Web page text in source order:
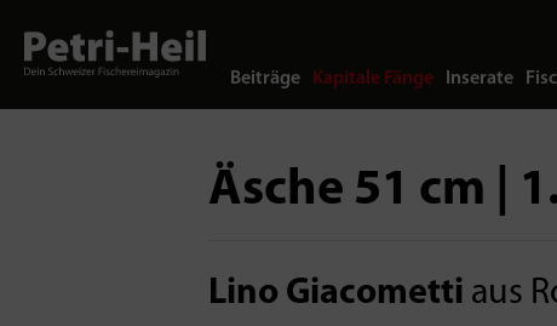
Beiträge Kapitale Fänge Inserate
Äsche 51 cm |
Lino Giacometti aus